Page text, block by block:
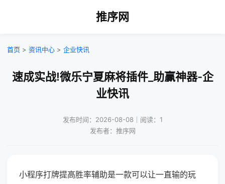
推序网
首页 > 资讯中心 > 企业快讯
速成实战!微乐宁夏麻将插件_助赢神器-企
业快讯
发布时间：2026-08-08｜阅读：1
发布者：推序网
小程序打牌提高胜率辅助是一款可以让一直输的玩